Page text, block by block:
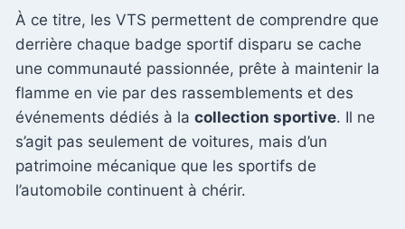
À ce titre, les VTS permettent de comprendre que
derrière chaque badge sportif disparu se cache
une communauté passionnée, prête à maintenir la
flamme en vie par des rassemblements et des
événements dédiés à la collection sportive. Il ne
s’agit pas seulement de voitures, mais d’un
patrimoine mécanique que les sportifs de
l’automobile continuent à chérir.